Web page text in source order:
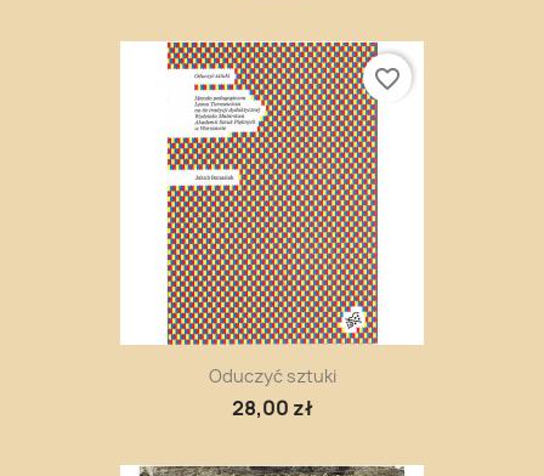
Oduczyć sztuki
28,00 zł
favorite_border